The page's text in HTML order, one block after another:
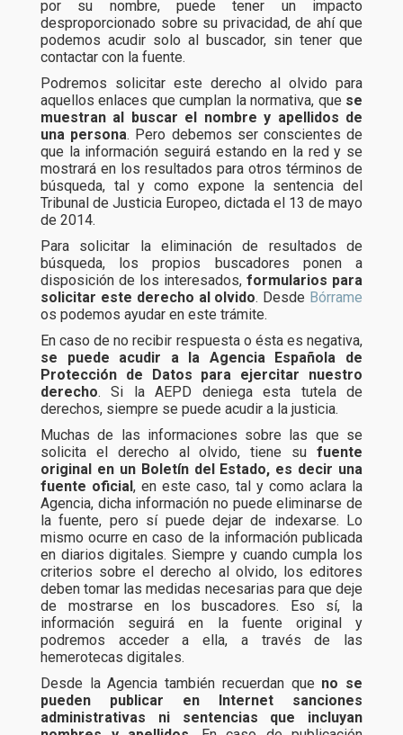
por su nombre, puede tener un impacto
desproporcionado sobre su privacidad, de ahí que
podemos acudir solo al buscador, sin tener que
contactar con la fuente.
Podremos solicitar este derecho al olvido para
aquellos enlaces que cumplan la normativa, que se
muestran al buscar el nombre y apellidos de
una persona. Pero debemos ser conscientes de
que la información seguirá estando en la red y se
mostrará en los resultados para otros términos de
búsqueda, tal y como expone la sentencia del
Tribunal de Justicia Europeo, dictada el 13 de mayo
de 2014.
Para solicitar la eliminación de resultados de
búsqueda, los propios buscadores ponen a
disposición de los interesados, formularios para
solicitar este derecho al olvido. Desde Bórrame
os podemos ayudar en este trámite.
En caso de no recibir respuesta o ésta es negativa,
se puede acudir a la Agencia Española de
Protección de Datos para ejercitar nuestro
derecho. Si la AEPD deniega esta tutela de
derechos, siempre se puede acudir a la justicia.
Muchas de las informaciones sobre las que se
solicita el derecho al olvido, tiene su fuente
original en un Boletín del Estado, es decir una
fuente oficial, en este caso, tal y como aclara la
Agencia, dicha información no puede eliminarse de
la fuente, pero sí puede dejar de indexarse. Lo
mismo ocurre en caso de la información publicada
en diarios digitales. Siempre y cuando cumpla los
criterios sobre el derecho al olvido, los editores
deben tomar las medidas necesarias para que deje
de mostrarse en los buscadores. Eso sí, la
información seguirá en la fuente original y
podremos acceder a ella, a través de las
hemerotecas digitales.
Desde la Agencia también recuerdan que no se
pueden publicar en Internet sanciones
administrativas ni sentencias que incluyan